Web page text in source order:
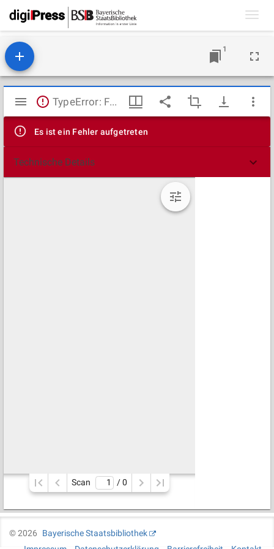
1
Mirador
Viewer
TypeError: Failed to fetch
Es ist ein Fehler aufgetreten
Technische Details
Scan / 0
©2026
Bayerische Staatsbibliothek